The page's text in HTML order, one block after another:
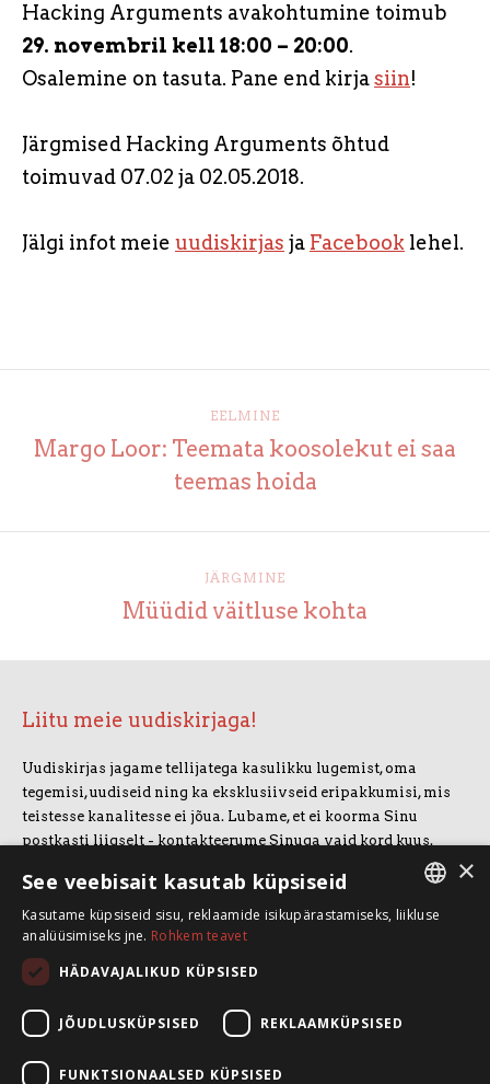
Hacking Arguments avakohtumine toimub
29. novembril kell 18:00 – 20:00.
Osalemine on tasuta. Pane end kirjasiin!
Järgmised Hacking Arguments õhtud
toimuvad 07.02 ja 02.05.2018.
Jälgi infot meie uudiskirjas ja Facebook lehel.
EELMINE
Margo Loor: Teemata koosolekut ei saa
teemas hoida
JÄRGMINE
Müüdid väitluse kohta
Liitu meie uudiskirjaga!
Uudiskirjas jagame tellijatega kasulikku lugemist, oma
tegemisi, uudiseid ning ka eksklusiivseid eripakkumisi, mis
teistesse kanalitesse ei jõua. Lubame, et ei koorma Sinu
postkasti liigselt - kontakteerume Sinuga vaid kord kuus.
LIITUN UUDISKIRJAGA
Koolitusruum ja kontor: Telliskivi 60/A3, 10412 Tallinn
+372 5388 4854
info@speaksmart.ee
×
See veebisait kasutab küpsiseid
Kasutame küpsiseid sisu, reklaamide isikupärastamiseks, liikluse
analüüsimiseks jne. Rohkem teavet
HÄDAVAJALIKUD KÜPSISED
JÕUDLUSKÜPSISED REKLAAMKÜPSISED
FUNKTSIONAALSED KÜPSISED